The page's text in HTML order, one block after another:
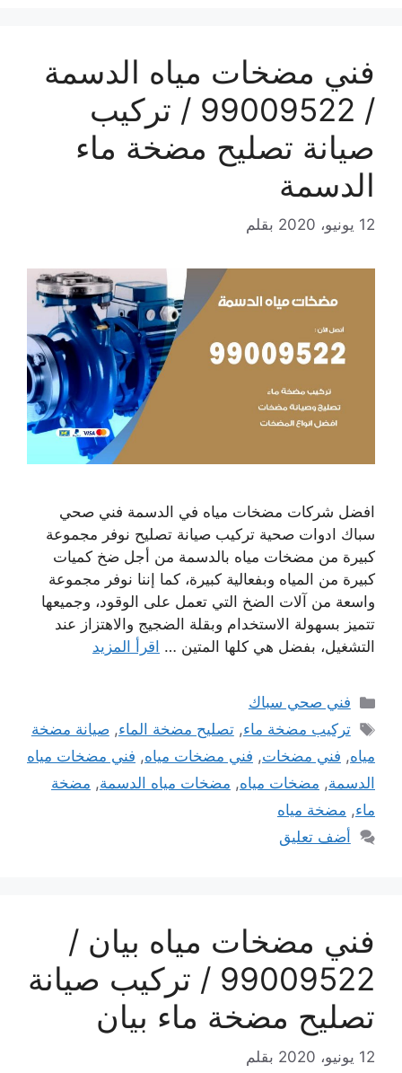
فني مضخات مياه الدسمة
/ 99009522 / تركيب
صيانة تصليح مضخة ماء
الدسمة
12 يونيو، 2020 بقلم
افضل شركات مضخات مياه في الدسمة فني صحي
سباك ادوات صحية تركيب صيانة تصليح نوفر مجموعة
كبيرة من مضخات مياه بالدسمة من أجل ضخ كميات
كبيرة من المياه وبفعالية كبيرة، كما إننا نوفر مجموعة
واسعة من آلات الضخ التي تعمل على الوقود، وجميعها
تتميز بسهولة الاستخدام وبقلة الضجيج والاهتزاز عند
التشغيل، بفضل هي كلها المتين … اقرأ المزيد
التصنيفات
فني صحي سباك
الوسوم
تركيب مضخة ماء,تصليح مضخة الماء,صيانة مضخة
مياه, فني مضخات, فني مضخات مياه, فني مضخات مياه
الدسمة, مضخات مياه, مضخات مياه الدسمة, مضخة
ماء, مضخة مياه
أضف تعليق
فني مضخات مياه بيان /
99009522 / تركيب صيانة
تصليح مضخة ماء بيان
12 يونيو، 2020 بقلم